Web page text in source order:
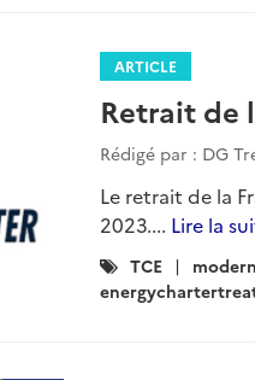
ARTICLE
Retrait de
Rédigé par : DG
Le retrait de la
2023.... Lire la
Catégories
:
TCE